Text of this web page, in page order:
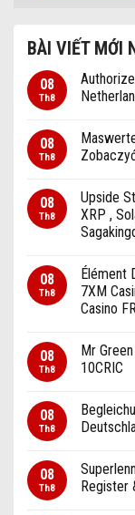
BÀI VIẾT MỚI
08
Th8
08
Th8
08
Th8
Upside
XRP ,
08
Th8
Élément
7XM
Casino
08
Th8
Mr
10CRIC
08
Th8
08
Th8
Register